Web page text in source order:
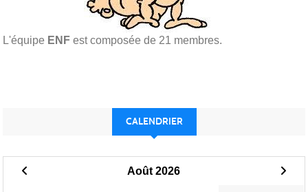
L'équipe ENF est composée de 21 membres.
CALENDRIER
Août 2026